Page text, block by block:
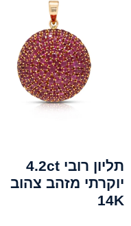
תליון רובי 4.2ct
יוקרתי מזהב צהוב
14K